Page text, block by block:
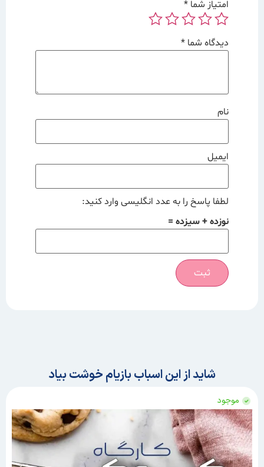
امتیاز شما *
دیدگاه شما *
نام
ایمیل
لطفا پاسخ را به عدد انگلیسی وارد کنید:
نوزده + سیزده =
شاید از این اسباب بازیام خوشت بیاد
موجود